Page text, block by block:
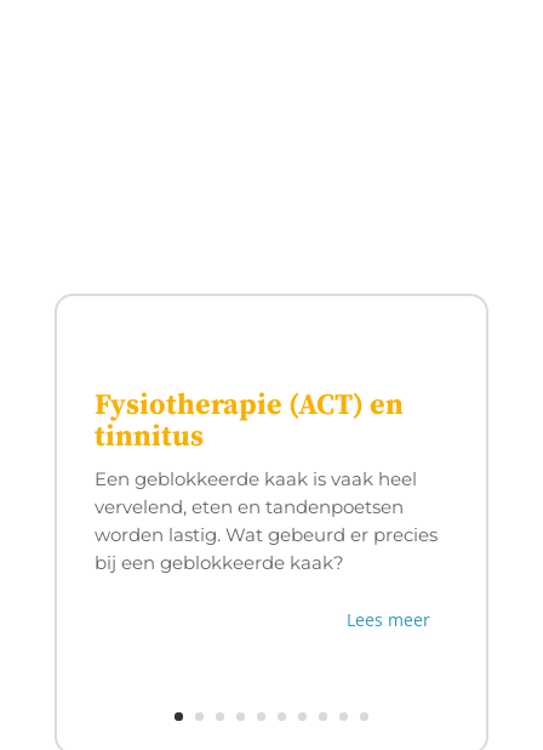
Fysiotherapie (ACT) en
tinnitus
Een geblokkeerde kaak is vaak heel
vervelend, eten en tandenpoetsen
worden lastig. Wat gebeurd er precies
bij een geblokkeerde kaak?
Lees meer